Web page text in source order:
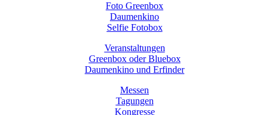
Foto Greenbox
Daumenkino
Selfie Fotobox
Veranstaltungen
Greenbox oder Bluebox
Daumenkino und Erfinder
Messen
Tagungen
Kongresse